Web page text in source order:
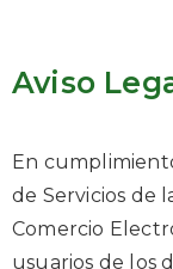
Aviso
En
de Servicios de
Comercio
usuarios de los